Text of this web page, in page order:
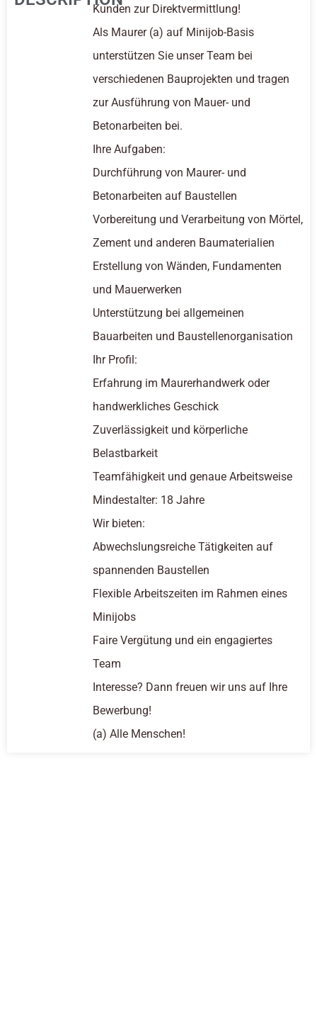
Kunden zur Direktvermittlung!
Als Maurer (a) auf Minijob-Basis
unterstützen Sie unser Team bei
verschiedenen Bauprojekten und tragen
zur Ausführung von Mauer- und
Betonarbeiten bei.
Ihre Aufgaben:
Durchführung von Maurer- und
Betonarbeiten auf Baustellen
Vorbereitung und Verarbeitung von Mörtel,
Zement und anderen Baumaterialien
Erstellung von Wänden, Fundamenten
und Mauerwerken
Unterstützung bei allgemeinen
Bauarbeiten und Baustellenorganisation
Ihr Profil:
Erfahrung im Maurerhandwerk oder
handwerkliches Geschick
Zuverlässigkeit und körperliche
Belastbarkeit
Teamfähigkeit und genaue Arbeitsweise
Mindestalter: 18 Jahre
Wir bieten:
Abwechslungsreiche Tätigkeiten auf
spannenden Baustellen
Flexible Arbeitszeiten im Rahmen eines
Minijobs
Faire Vergütung und ein engagiertes
Team
Interesse? Dann freuen wir uns auf Ihre
Bewerbung!
(a) Alle Menschen!